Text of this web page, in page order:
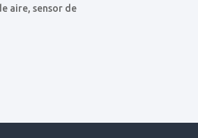
aire, sensor de